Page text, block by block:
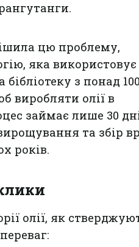
цю проблему,
яка використовує
з понад
виробляти олії в
займає лише 30
та збір
років.
олії, як